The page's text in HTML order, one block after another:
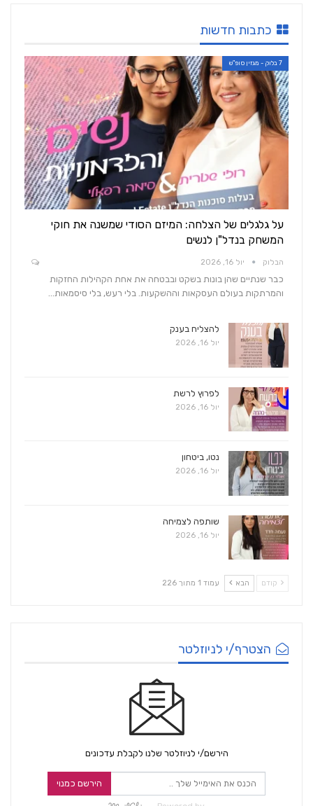
כתבות חדשות
7 בלוק - מגזין סופ"ש
על גלגלים של הצלחה: המיזם הסודי שמשנה את חוקי
המשחק בנדל"ן לנשים
הבלוק יול 16, 2026
כבר שנתיים שהן בונות בשקט ובבטחה את אחת הקהילות החזקות
והמרתקות בעולם העסקאות וההשקעות. בלי רעש, בלי סיסמאות…
להצליח בענק
יול 16, 2026
לפרוץ לרשת
יול 16, 2026
נטו, ביטחון
יול 16, 2026
שותפה לצמיחה
יול 16, 2026
קודם הבא עמוד 1 מתוך 226
הצטרף/י לניוזלטר
הירשם/י לניוזלטר שלנו לקבלת עדכונים
הירשם כמנוי